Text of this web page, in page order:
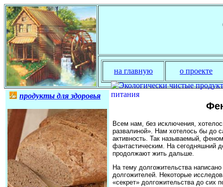
на главную о проекте
продукты для здоровья
Всем нам, без исключения,
развалиной». Нам хотелось бы до
активность. Так называемый,
фантастическим. На сегодняшний
продолжают жить дальше.
На тему долгожительства
долгожителей. Некоторые
«секрет» долгожительства до сих